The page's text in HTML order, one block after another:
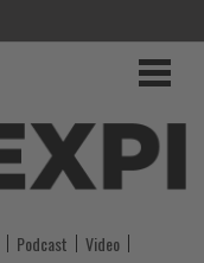
Podcast
Video